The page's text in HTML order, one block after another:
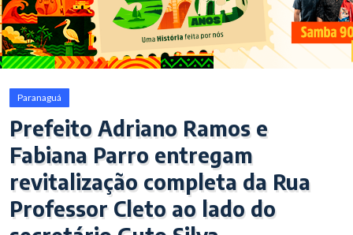
Paranaguá
Saúde
Acidente
Paraná
Policial
Brasil
Paranaguá
Prefeito Adriano Ramos e
Fabiana Parro entregam
revitalização completa da Rua
Professor Cleto ao lado do